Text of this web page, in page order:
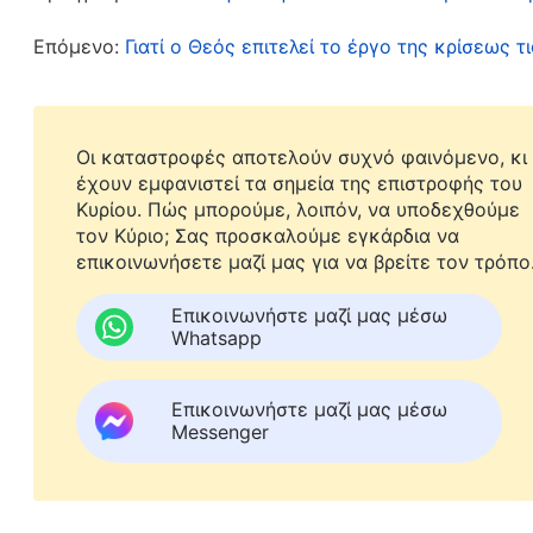
άνθρωπος συνέχισε να ζει μέσα στη
ώστε η αμαρτωλή του φύση να αποβληθεί
καθιστώντας, έτσι, δυνατή τη μεταμόρφωση
εμφάνιση και το έργο του Θεού», Το μυστήριο της
Ιησούς σταυρώθηκε ως η προσφορά περί
αμαρτία. Για να συγχωρεθούν οι αμαρτίες
στον Κύριο. Δεν καταδικαζόμαστε ούτε
θεωρεί πια αμαρτωλούς και ο Σατανάς δεν
ερχόμαστε ενώπιον του Κυρίου για προσευχή
απονέμει, καθώς και την άφθονη χάρη Του.
σωτηρία μέσω της πίστης σημαίνει απλώς
Επόμενο: Γιατί ο Θεός επιτελεί το έργο της κρίσεως
Οι καταστροφές αποτελούν συχνό φαινόμενο, κι
έχουν εμφανιστεί τα σημεία της επιστροφής του
Κυρίου. Πώς μπορούμε, λοιπόν, να υποδεχθούμε
τον Κύριο; Σας προσκαλούμε εγκάρδια να
επικοινωνήσετε μαζί μας για να βρείτε τον τρόπο.
Επικοινωνήστε μαζί μας μέσω
Whatsapp
Επικοινωνήστε μαζί μας μέσω
Messenger